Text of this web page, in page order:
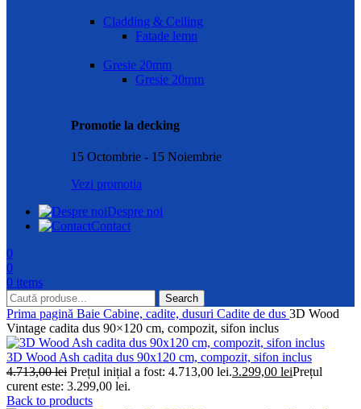
Cladding & Ceiling
Fatade lemn
Gresie 20mm
Gresie 20mm
Promotie la decking
15 Octombrie - 15 Noiembrie
Vezi promotia
Despre noi
Contact
0
0
0 items
Search
Prima pagină Baie Cabine, cadite, dusuri Cadite de dus 3D Wood
Vintage cadita dus 90×120 cm, compozit, sifon inclus
3D Wood Ash cadita dus 90x120 cm, compozit, sifon inclus
4.713,00lei Prețul inițial a fost: 4.713,00 lei.3.299,00 leiPrețul
curent este: 3.299,00 lei.
Back to products